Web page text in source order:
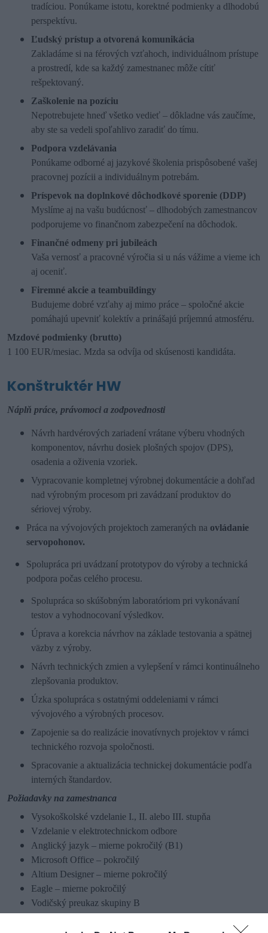
tradíciou. Ponúkame istotu, korektné podmienky a dlhodobú
perspektívu.
Ľudský prístup a otvorená komunikácia
Zakladáme si na férových vzťahoch, individuálnom prístupe
a prostredí, kde sa každý zamestnanec môže cítiť
rešpektovaný.
Zaškolenie na pozíciu
Nepotrebujete hneď všetko vedieť – dôkladne vás zaučíme,
aby ste sa vedeli spoľahlivo zaradiť do tímu.
Podpora vzdelávania
Ponúkame odborné aj jazykové školenia prispôsobené vašej
pracovnej pozícii a individuálnym potrebám.
Príspevok na doplnkové dôchodkové sporenie (DDP)
Myslíme aj na vašu budúcnosť – dlhodobých zamestnancov
podporujeme vo finančnom zabezpečení na dôchodok.
Finančné odmeny pri jubileách
Vaša vernosť a pracovné výročia si u nás vážime a vieme ich
aj oceniť.
Firemné akcie a teambuildingy
Budujeme dobré vzťahy aj mimo práce – spoločné akcie
pomáhajú upevniť kolektív a prinášajú príjemnú atmosféru.
Mzdové podmienky (brutto)
1 100 EUR/mesiac. Mzda sa odvíja od skúsenosti kandidáta.
Konštruktér HW
Náplň práce, právomoci a zodpovednosti
Návrh hardvérových zariadení vrátane výberu vhodných
komponentov, návrhu dosiek plošných spojov (DPS),
osadenia a oživenia vzoriek.
Vypracovanie kompletnej výrobnej dokumentácie a dohľad
nad výrobným procesom pri zavádzaní produktov do
sériovej výroby.
Práca na vývojových projektoch zameraných na ovládanie
servopohonov.
Spolupráca pri uvádzaní prototypov do výroby a technická
podpora počas celého procesu.
Spolupráca so skúšobným laboratóriom pri vykonávaní
testov a vyhodnocovaní výsledkov.
Úprava a korekcia návrhov na základe testovania a spätnej
väzby z výroby.
Návrh technických zmien a vylepšení v rámci kontinuálneho
zlepšovania produktov.
Úzka spolupráca s ostatnými oddeleniami v rámci
vývojového a výrobných procesov.
Zapojenie sa do realizácie inovatívnych projektov v rámci
technického rozvoja spoločnosti.
Spracovanie a aktualizácia technickej dokumentácie podľa
interných štandardov.
Požiadavky na zamestnanca
Vysokoškolské vzdelanie I., II. alebo III. stupňa
Vzdelanie v elektrotechnickom odbore
Anglický jazyk – mierne pokročilý (B1)
Microsoft Office – pokročilý
Altium Designer – mierne pokročilý
Eagle – mierne pokročilý
Vodičský preukaz skupiny B